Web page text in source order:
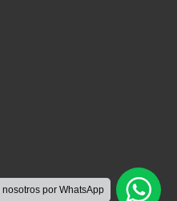
por WhatsApp